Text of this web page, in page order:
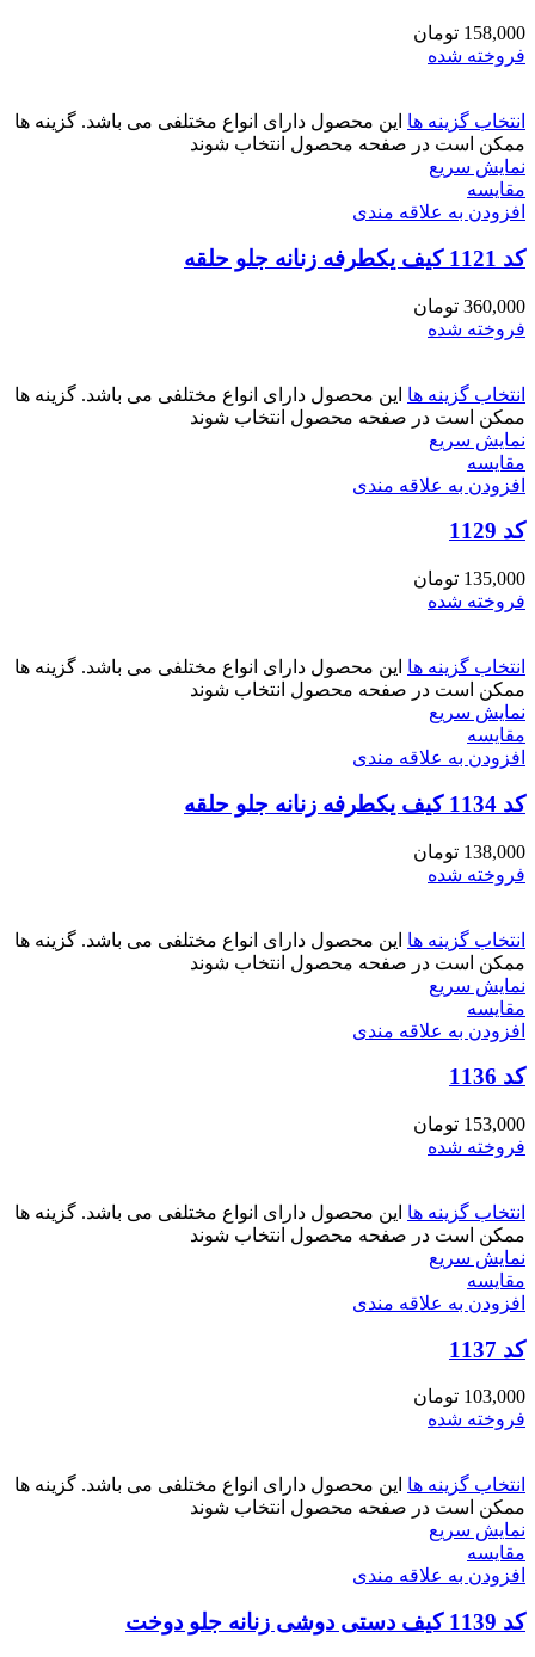
158,000 تومان
فروخته شده
انتخاب گزینه ها این محصول دارای انواع مختلفی می باشد. گزینه ها
ممکن است در صفحه محصول انتخاب شوند
نمایش سریع
مقايسه
افزودن به علاقه مندی
کد 1121 کیف یکطرفه زنانه جلو حلقه
360,000 تومان
فروخته شده
انتخاب گزینه ها این محصول دارای انواع مختلفی می باشد. گزینه ها
ممکن است در صفحه محصول انتخاب شوند
نمایش سریع
مقايسه
افزودن به علاقه مندی
کد 1129
135,000 تومان
فروخته شده
انتخاب گزینه ها این محصول دارای انواع مختلفی می باشد. گزینه ها
ممکن است در صفحه محصول انتخاب شوند
نمایش سریع
مقايسه
افزودن به علاقه مندی
کد 1134 کیف یکطرفه زنانه جلو حلقه
138,000 تومان
فروخته شده
انتخاب گزینه ها این محصول دارای انواع مختلفی می باشد. گزینه ها
ممکن است در صفحه محصول انتخاب شوند
نمایش سریع
مقايسه
افزودن به علاقه مندی
کد 1136
153,000 تومان
فروخته شده
انتخاب گزینه ها این محصول دارای انواع مختلفی می باشد. گزینه ها
ممکن است در صفحه محصول انتخاب شوند
نمایش سریع
مقايسه
افزودن به علاقه مندی
کد 1137
103,000 تومان
فروخته شده
انتخاب گزینه ها این محصول دارای انواع مختلفی می باشد. گزینه ها
ممکن است در صفحه محصول انتخاب شوند
نمایش سریع
مقايسه
افزودن به علاقه مندی
کد 1139 کیف دستی دوشی زنانه جلو دوخت